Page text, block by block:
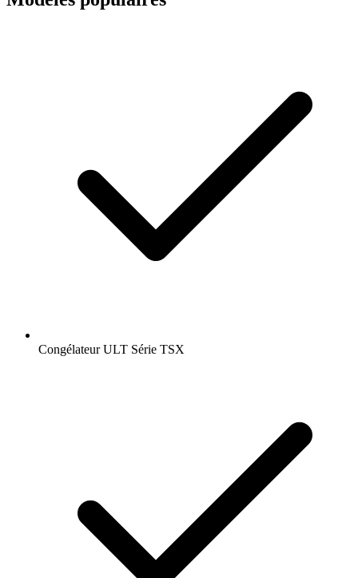
Congélateur ULT Série TSX